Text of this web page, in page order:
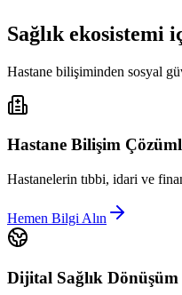
Sağlık ekosistemi
Hastane bilişiminden sosyal
Hastane Bilişim
Hastanelerin tıbbi, idari ve
Hemen Bilgi Alın
Dijital Sağlık